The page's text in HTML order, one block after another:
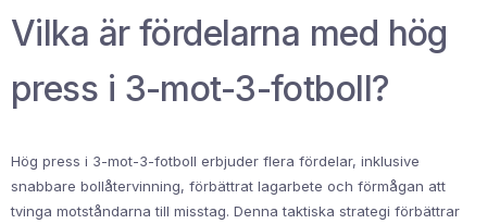
Vilka är fördelarna med hög
press i 3-mot-3-fotboll?
Hög press i 3-mot-3-fotboll erbjuder flera fördelar, inklusive
snabbare bollåtervinning, förbättrat lagarbete och förmågan att
tvinga motståndarna till misstag. Denna taktiska strategi förbättrar